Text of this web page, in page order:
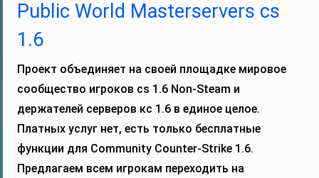
Public World Masterservers cs
1.6
Проект объединяет на своей площадке мировое
сообщество игроков cs 1.6 Non-Steam и
держателей серверов кс 1.6 в единое целое.
Платных услуг нет, есть только бесплатные
функции для Community Counter-Strike 1.6.
Предлагаем всем игрокам переходить на